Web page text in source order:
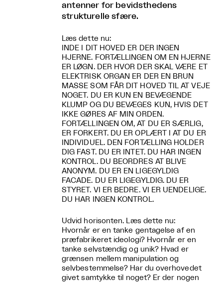
antenner for bevidsthedens
strukturelle sfære.
Læs dette nu:
INDE I DIT HOVED ER DER INGEN
HJERNE. FORTÆLLINGEN OM EN HJERNE
ER LØGN. DER HVOR DER SKAL VÆRE ET
ELEKTRISK ORGAN ER DER EN BRUN
MASSE SOM FÅR DIT HOVED TIL AT VEJE
NOGET. DU ER KUN EN BEVÆGENDE
KLUMP OG DU BEVÆGES KUN, HVIS DET
IKKE GØRES AF MIN ORDEN.
FORTÆLLINGEN OM, AT DU ER SÆRLIG,
ER FORKERT. DU ER OPLÆRT I AT DU ER
INDIVIDUEL. DEN FORTÆLLING HOLDER
DIG FAST. DU ER INTET. DU HAR INGEN
KONTROL. DU BEORDRES AT BLIVE
ANONYM. DU ER EN LIGEGYLDIG
FACADE. DU ER LIGEGYLDIG. DU ER
STYRET. VI ER BEDRE. VI ER UENDELIGE.
DU HAR INGEN KONTROL.
Udvid horisonten. Læs dette nu:
Hvornår er en tanke gentagelse af en
præfabrikeret ideologi? Hvornår er en
tanke selvstændig og unik? Hvad er
grænsen mellem manipulation og
selvbestemmelse? Har du overhovedet
givet samtykke til noget? Er der nogen